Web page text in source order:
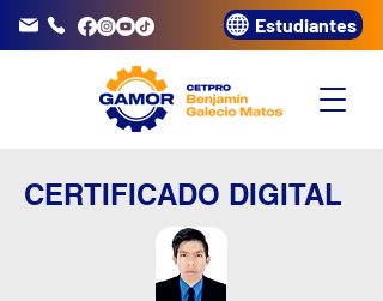
3320072 Estudiantes
CERTIFICADO DIGITAL